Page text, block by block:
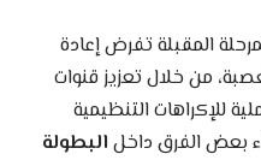
المقبلة تفرض إعادة
من خلال تعزيز قنوات
للإكراهات التنظيمية
بعض الفرق داخلالبطولة